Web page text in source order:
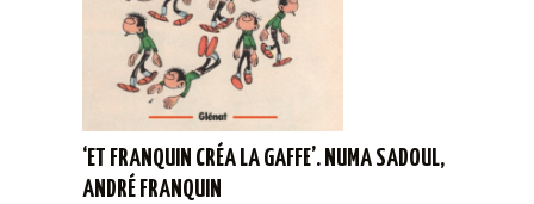
‘ET FRANQUIN CRÉA LA GAFFE’. NUMA SADOUL,
ANDRÉ FRANQUIN